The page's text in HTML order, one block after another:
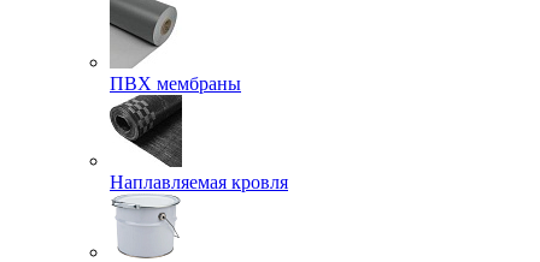
ПВХ мембраны
Наплавляемая кровля